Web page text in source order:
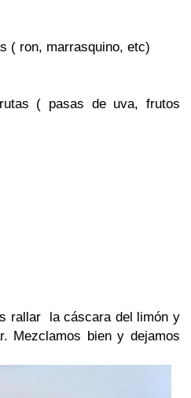
( ron, marrasquino, etc)
( pasas de uva, frutos
rallar la cáscara del limón y
Mezclamos bien y dejamos